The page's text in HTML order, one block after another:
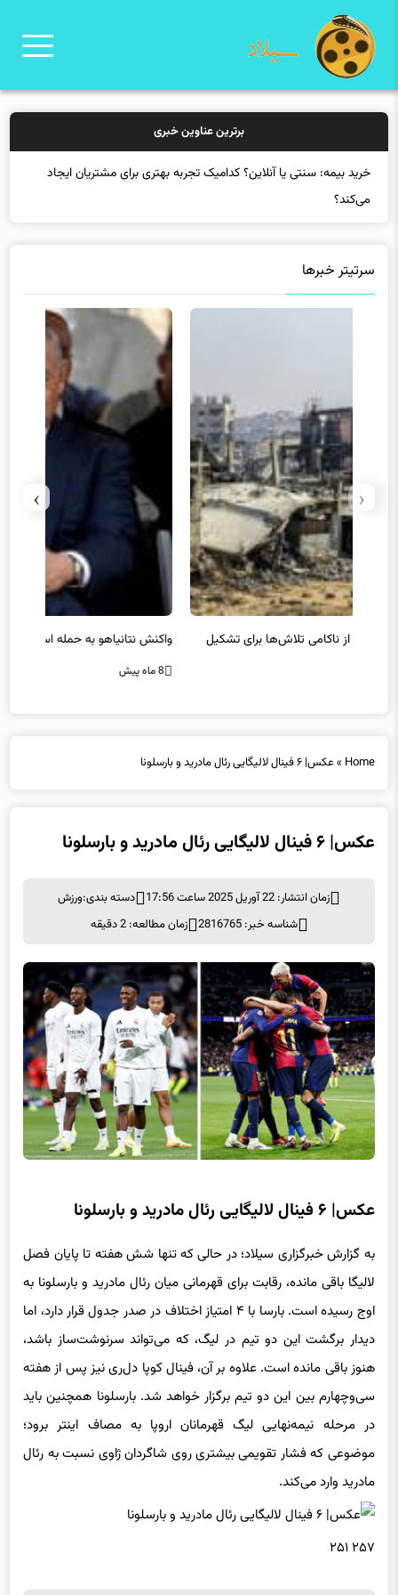
برترین عناوین خبری
خرید بیمه: سنتی یا آنلاین؟ کدامیک تجربه بهتری برای مشتریان ایجاد
می‌کند؟
سرتیتر خبرها
واکنش نتانیاهو به حمله استرالیا
‹
›
Home
»عکس| ۶ فینال لالیگایی رئال مادرید و بارسلونا
عکس| ۶ فینال لالیگایی رئال مادرید و بارسلونا
زمان انتشار: 22 آوریل 2025 ساعت 17:56 دسته بندی:ورزش
شناسه خبر: 2816765
زمان مطالعه: 2 دقیقه
عکس| ۶ فینال لالیگایی رئال مادرید و بارسلونا
به گزارش خبرگزاری سیلاد؛ در حالی که تنها شش هفته تا پایان فصل
لالیگا باقی مانده، رقابت برای قهرمانی میان رئال مادرید و بارسلونا به
اوج رسیده است. بارسا با ۴ امتیاز اختلاف در صدر جدول قرار دارد، اما
دیدار برگشت این دو تیم در لیگ، که می‌تواند سرنوشت‌ساز باشد،
هنوز باقی مانده است. علاوه بر آن، فینال کوپا دل‌ری نیز پس از هفته
سی‌وچهارم بین این دو تیم برگزار خواهد شد. بارسلونا همچنین باید
در مرحله نیمه‌نهایی لیگ قهرمانان اروپا به مصاف اینتر برود؛
موضوعی که فشار تقویمی بیشتری روی شاگردان ژاوی نسبت به رئال
مادرید وارد می‌کند.
۲۵۷ ۲۵۱